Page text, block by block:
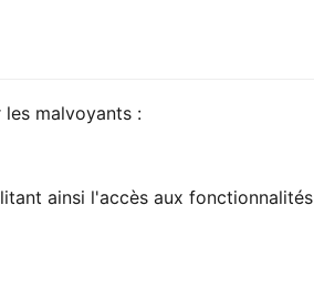
malvoyants :
ainsi l'accès aux fonctionnalités